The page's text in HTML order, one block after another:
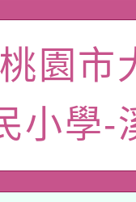
師名單
學軟體
申請許可
利署委託
(星期六
園市
小學-